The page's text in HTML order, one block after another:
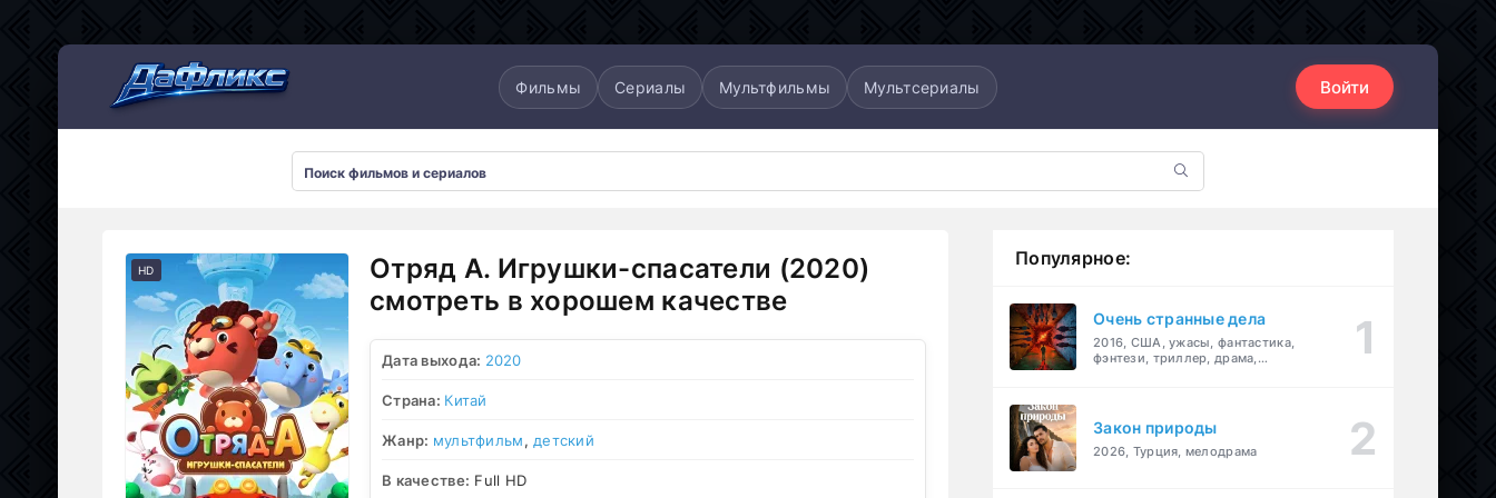
Фильмы Сериалы Мультфильмы Мультсериалы Войти
HD
Отряд А. Игрушки-спасатели (2020)
смотреть в хорошем качестве
Дата выхода: 2020
Страна: Китай
Жанр: мультфильм, детский
В качестве: Full HD
Популярное:
Очень странные дела
2016, США, ужасы, фантастика,
фэнтези, триллер, драма,
Закон природы
2026, Турция, мелодрама
Мультсериалы